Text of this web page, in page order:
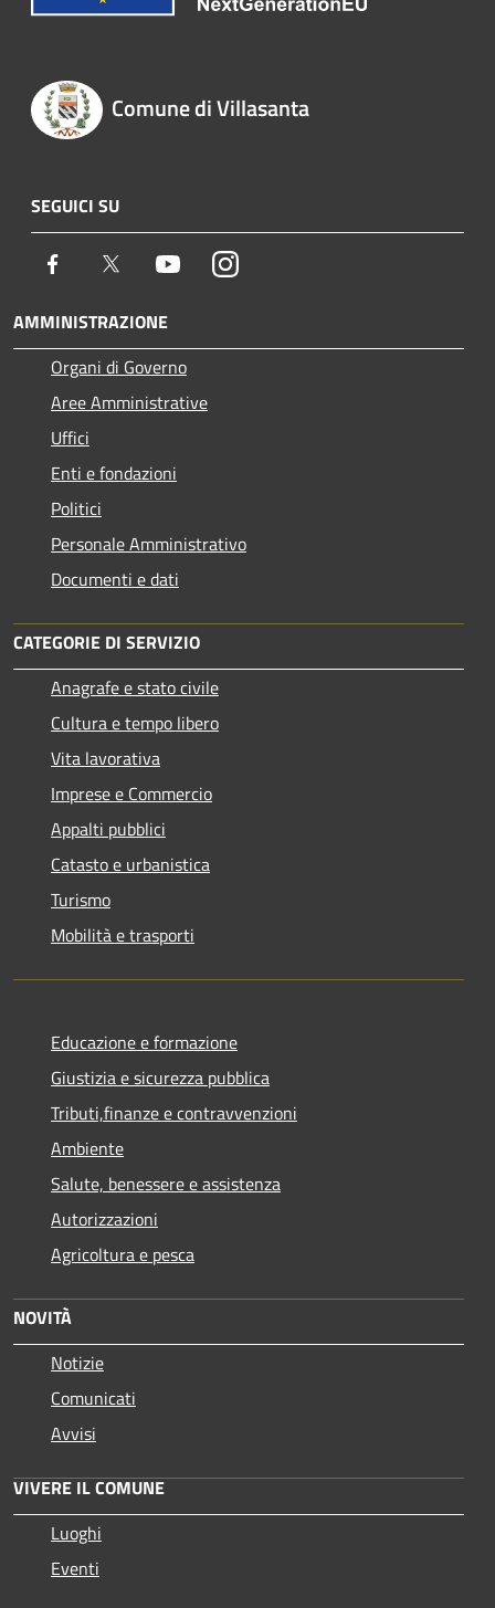
Comune di Villasanta
SEGUICI SU
Facebook Twitter YoutubeInstagram
AMMINISTRAZIONE
Organi di Governo
Aree Amministrative
Uffici
Enti e fondazioni
Politici
Personale Amministrativo
Documenti e dati
CATEGORIE DI SERVIZIO
Anagrafe e stato civile
Cultura e tempo libero
Vita lavorativa
Imprese e Commercio
Appalti pubblici
Catasto e urbanistica
Turismo
Mobilità e trasporti
Educazione e formazione
Giustizia e sicurezza pubblica
Tributi,finanze e contravvenzioni
Ambiente
Salute, benessere e assistenza
Autorizzazioni
Agricoltura e pesca
NOVITÀ
Notizie
Comunicati
Avvisi
VIVERE IL COMUNE
Luoghi
Eventi